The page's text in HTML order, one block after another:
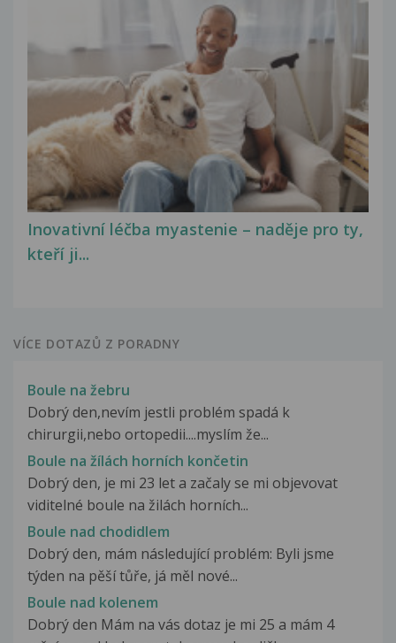
Inovativní léčba myastenie – naděje pro ty,
kteří ji...
VÍCE DOTAZŮ Z PORADNY
Boule na žebru
Dobrý den,nevím jestli problém spadá k
chirurgii,nebo ortopedii....myslím že...
Boule na žílách horních končetin
Dobrý den, je mi 23 let a začaly se mi objevovat
viditelné boule na žilách horních...
Boule nad chodidlem
Dobrý den, mám následující problém: Byli jsme
týden na pěší tůře, já měl nové...
Boule nad kolenem
Dobrý den Mám na vás dotaz je mi 25 a mám 4